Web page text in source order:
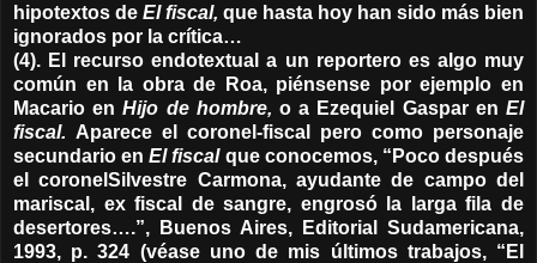
hipotextos de El fiscal, que hasta hoy han sido más bien
ignorados por la crítica…
(4). El recurso endotextual a un reportero es algo muy
común en la obra de Roa, piénsense por ejemplo en
Macario enHijo de hombre,o a Ezequiel Gaspar enEl
fiscal. Aparece el coronel-fiscal pero como personaje
secundario enEl fiscal que conocemos, “Poco después
el coronelSilvestre Carmona, ayudante de campo del
mariscal, ex fiscal de sangre, engrosó la larga fila de
desertores….”, Buenos Aires, Editorial Sudamericana,
1993, p. 324 (véase uno de mis últimos trabajos, “El